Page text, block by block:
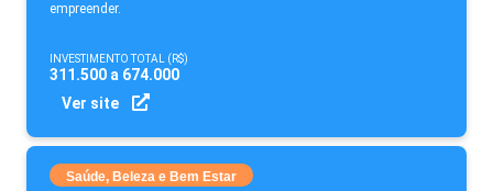
empreender.
INVESTIMENTO TOTAL (R$)
311.500 a 674.000
Ver site
Saúde, Beleza e Bem Estar